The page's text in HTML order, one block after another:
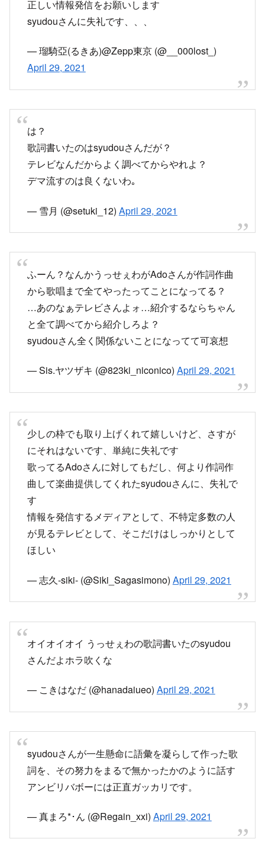
syudouさんに失礼です、、、
April 29, 2021
は？
歌詞書いたのはsyudouさんだが？
テレビなんだからよく調べてからやれよ？
デマ流すのは良くないわ｡
ふーん？なんかうっせぇわがAdoさんが作詞作曲
から歌唱まで全てやったってことになってる？
…あのなぁテレビさんよォ…紹介するならちゃん
と全て調べてから紹介しろよ？
syudouさん全く関係ないことになってて可哀想
— Sis.ヤツザキ (@823ki_niconico)April 29, 2021
にそれはないです、単純に失礼です
歌ってるAdoさんに対してもだし、何より作詞作
曲して楽曲提供してくれたsyudouさんに、失礼で
す
情報を発信するメディアとして、不特定多数の人
が見るテレビとして、そこだけはしっかりとして
ほしい
— 志久-siki- (@Siki_Sagasimono)
さんだよホラ吹くな
— こきはなだ (@hanadaiueo) April 29, 2021
syudouさんが一生懸命に語彙を凝らして作った歌
詞を、その努力をまるで無かったかのように話す
— 真まろ*･ん (@Regain_xxi)April 29, 2021